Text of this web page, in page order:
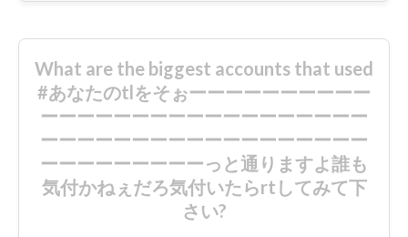
What are the biggest accounts that used
#あなたのtlをそぉーーーーーーーーーー
ーーーーーーーーーーーーーーーーーー
ーーーーーーーーーーーーーーーーーー
ーーーーーーーーーっと通りますよ誰も
気付かねぇだろ気付いたらrtしてみて下
さい?